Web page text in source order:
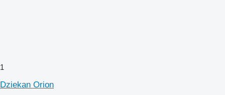
1
Dziekan Orion